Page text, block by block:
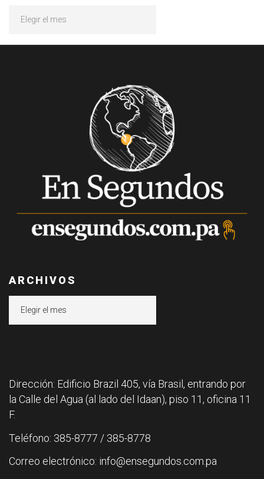
ARCHIVOS
Dirección: Edificio Brazil 405, vía Brasil, entrando por
la Calle del Agua (al lado del Idaan), piso 11, oficina 11
F.
Teléfono: 385-8777 / 385-8778
Correo electrónico: info@ensegundos.com.pa